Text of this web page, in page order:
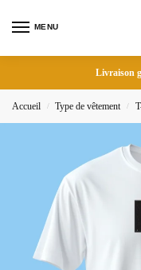
MENU
Livraison
Accueil / Type de vêtement /